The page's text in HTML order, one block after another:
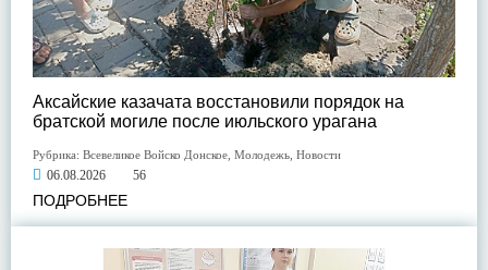
Аксайские казачата восстановили порядок на
братской могиле после июльского урагана
Рубрика: Всевеликое Войско Донское Молодежь Новости
06.08.2026 56
ПОДРОБНЕЕ